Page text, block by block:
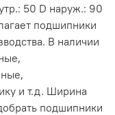
50 D наруж.: 90
подшипники
В наличии
и т.д. Ширина
подшипники